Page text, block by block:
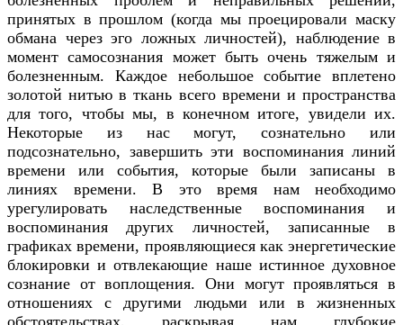
принятых в прошлом (когда мы проецировали маску
обмана через эго ложных личностей), наблюдение в
момент самосознания может быть очень тяжелым и
болезненным. Каждое небольшое событие вплетено
золотой нитью в ткань всего времени и пространства
для того, чтобы мы, в конечном итоге, увидели их.
Некоторые из нас могут, сознательно или
подсознательно, завершить эти воспоминания линий
времени или события, которые были записаны в
линиях времени. В это время нам необходимо
урегулировать наследственные воспоминания и
воспоминания других личностей, записанные в
графиках времени, проявляющиеся как энергетические
блокировки и отвлекающие наше истинное духовное
сознание от воплощения. Они могут проявляться в
отношениях с другими людьми или в жизненных